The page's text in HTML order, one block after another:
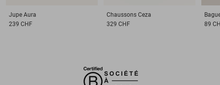
Jupe Aura
239 CHF
Chaussons Ceza
329 CHF
89